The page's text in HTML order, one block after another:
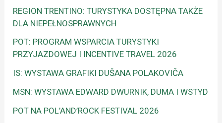
REGION TRENTINO: TURYSTYKA DOSTĘPNA TAKŻE
DLA NIEPEŁNOSPRAWNYCH
POT: PROGRAM WSPARCIA TURYSTYKI
PRZYJAZDOWEJ I INCENTIVE TRAVEL 2026
IS: WYSTAWA GRAFIKI DUŠANA POLAKOVIČA
MSN: WYSTAWA EDWARD DWURNIK, DUMA I WSTYD
POT NA POL’AND’ROCK FESTIVAL 2026